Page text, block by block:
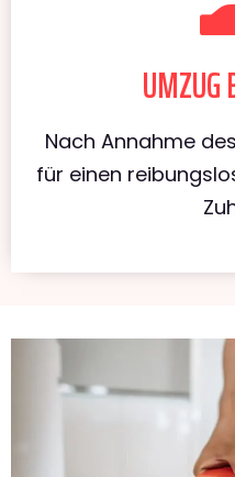
UMZUG
Nach Annahme
für einen